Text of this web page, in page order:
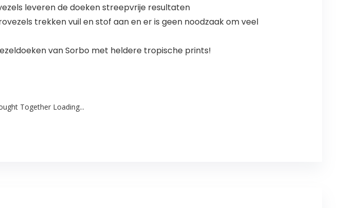
leveren de doeken streepvrije resultaten
trekken vuil en stof aan en er is geen noodzaak om veel
van Sorbo met heldere tropische prints!
Together Loading...